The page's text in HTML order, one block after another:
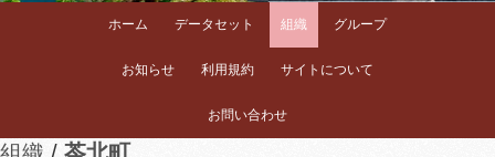
ホーム データセット 組織 グループ
お知らせ 利用規約 サイトについて
お問い合わせ